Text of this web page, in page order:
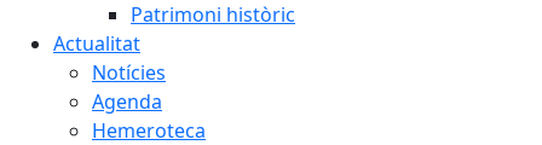
Patrimoni històric
Actualitat
Notícies
Agenda
Hemeroteca